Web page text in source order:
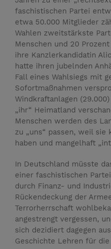
faschistischen Partei
etwa 50.000 Mitglieder
Wahlen zweitstärkste
Menschen und 20
ihre Kanzlerkandidatin
hatte ihren jubelnden
Fall eines Wahlsiegs mit
Sofortmaßnahmen
Windkraftanlagen
„ihr“ Heimatland
Menschen werden des
zu „uns“ passen, weil
haben und mangel­haft
In Deutschland müsste
einer faschistischen
durch Finanz- und
Rückendeckung der
Terrorherrschaft
angestrengt vergessen,
sich dezidiert dagegen
Geschichte Lehren für